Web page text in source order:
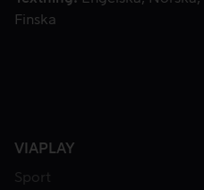
Finska
VIAPLAY
Sport